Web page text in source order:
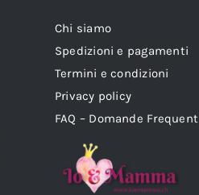
Chi siamo
Spedizioni e pagamenti
Termini e condizioni
Privacy policy
FAQ – Domande